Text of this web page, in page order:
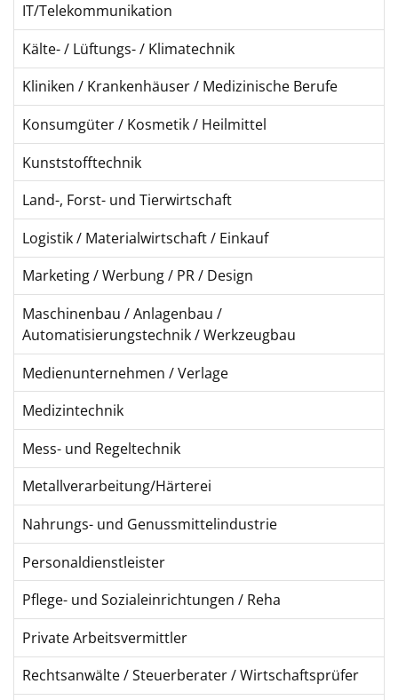
IT/Telekommunikation
Kälte- / Lüftungs- / Klimatechnik
Kliniken / Krankenhäuser / Medizinische Berufe
Konsumgüter / Kosmetik / Heilmittel
Kunststofftechnik
Land-, Forst- und Tierwirtschaft
Logistik / Materialwirtschaft / Einkauf
Marketing / Werbung / PR / Design
Maschinenbau / Anlagenbau /
Automatisierungstechnik / Werkzeugbau
Medienunternehmen / Verlage
Medizintechnik
Mess- und Regeltechnik
Metallverarbeitung/Härterei
Nahrungs- und Genussmittelindustrie
Personaldienstleister
Pflege- und Sozialeinrichtungen / Reha
Private Arbeitsvermittler
Rechtsanwälte / Steuerberater / Wirtschaftsprüfer